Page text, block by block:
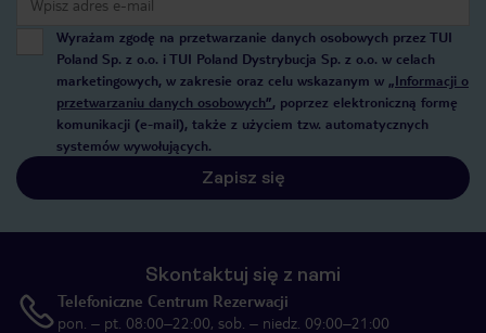
Wyrażam zgodę na przetwarzanie danych osobowych przez TUI
Poland Sp. z o.o. i TUI Poland Dystrybucja Sp. z o.o. w celach
marketingowych, w zakresie oraz celu wskazanym w „Informacji o
przetwarzaniu danych osobowych”, poprzez elektroniczną formę
komunikacji (e-mail), także z użyciem tzw. automatycznych
systemów wywołujących.
Zapisz się
Skontaktuj się z nami
Telefoniczne Centrum Rezerwacji
pon. – pt. 08:00–22:00, sob. – niedz. 09:00–21:00